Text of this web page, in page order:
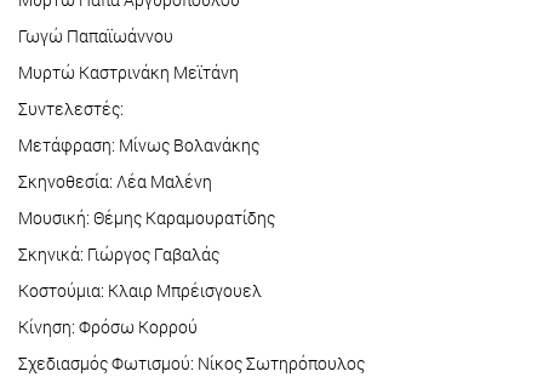
Γωγώ Παπαϊωάννου
Μυρτώ Καστρινάκη Μεϊτάνη
Συντελεστές:
Μετάφραση: Μίνως Βολανάκης
Σκηνοθεσία: Λέα Μαλένη
Μουσική: Θέμης Καραμουρατίδης
Σκηνικά: Γιώργος Γαβαλάς
Κοστούμια: Kλαιρ Μπρέισγουελ
Κίνηση: Φρόσω Κορρού
Σχεδιασμός Φωτισμού: Νίκος Σωτηρόπουλος